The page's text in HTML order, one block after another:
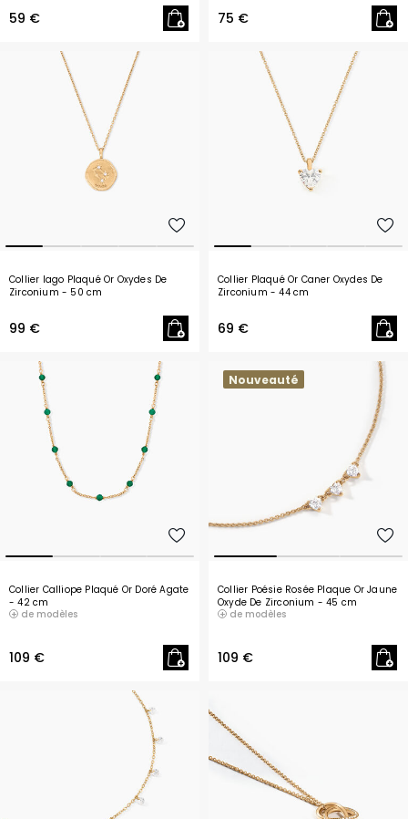
59 € 75 €
Collier Iago Plaqué Or Oxydes De
Zirconium- 50 cm
99 €
Collier Plaqué Or Caner Oxydes De
Zirconium- 44 cm
69 €
Collier Calliope Plaqué Or Doré Agate
- 42 cm
de modèles
109 €
Nouveauté
Collier Poésie Rosée Plaque Or Jaune
Oxyde De Zirconium - 45 cm
de modèles
109 €